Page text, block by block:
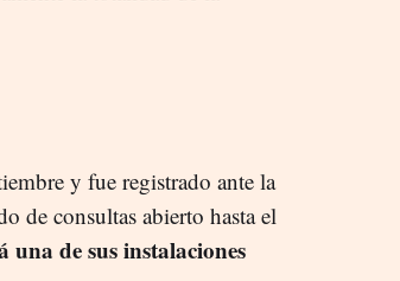
y fue registrado ante la
de consultas abierto hasta el
de sus instalaciones